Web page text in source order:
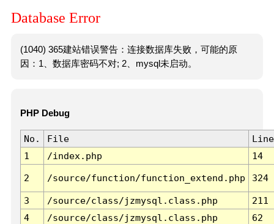
Database Error
(1040) 365建站错误警告：连接数据库失败，可能的原
因：1、数据库密码不对; 2、mysql未启动。
PHP Debug
No. File
Line
1
/index.php 14
2 /source/function/function_extend.php 324
3 /source/class/jzmysql.class.php
211
4
/source/class/jzmysql.class.php
62